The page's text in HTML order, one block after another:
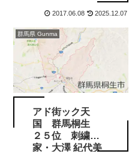
2017.06.08 2025.12.07
群馬県 Gunma
アド街ック天
国 群馬桐生
２５位 刺繍作
家・大澤 紀代美